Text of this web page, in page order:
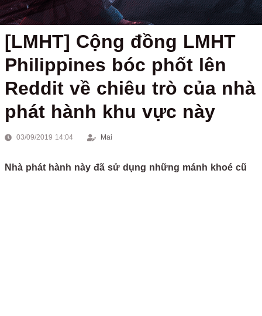
[LMHT] Cộng đồng LMHT
Philippines bóc phốt lên
Reddit về chiêu trò của nhà
phát hành khu vực này
03/09/2019 14:04 Mai
Nhà phát hành này đã sử dụng những mánh khoé cũ